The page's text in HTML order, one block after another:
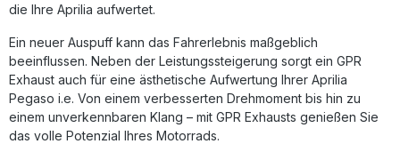
die Ihre Aprilia aufwertet.
Ein neuer Auspuff kann das Fahrerlebnis maßgeblich
beeinflussen. Neben der Leistungssteigerung sorgt ein GPR
Exhaust auch für eine ästhetische Aufwertung Ihrer Aprilia
Pegaso i.e. Von einem verbesserten Drehmoment bis hin zu
einem unverkennbaren Klang – mit GPR Exhausts genießen Sie
das volle Potenzial Ihres Motorrads.